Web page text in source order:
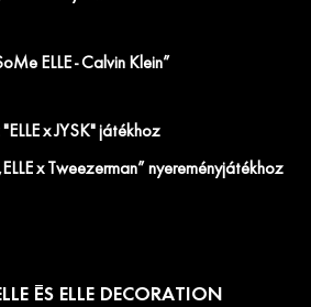
ELLE - Calvin Klein”
x JYSK" játékhoz
x Tweezerman” nyereményjátékhoz
ÉS ELLE DECORATION